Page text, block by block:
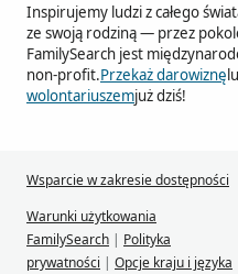
Inspirujemy ludzi z całego
ze swoją rodziną — przez
FamilySearch jest
non-profit.Przekaż darowiznę
wolontariuszemjuż dziś!
Wsparcie w zakresie dostępności
Warunki użytkowania
FamilySearch | Polityka
prywatności | Opcje kraju i języka